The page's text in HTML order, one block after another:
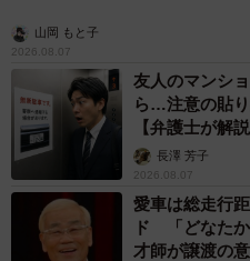
山岡 もと子
2026.08.07
友人のマンシ
ら…注意の貼
【弁護士が解説
長澤 芳子
2026.08.07
愛車は総走行
ド 「どなた
才師が譲渡の